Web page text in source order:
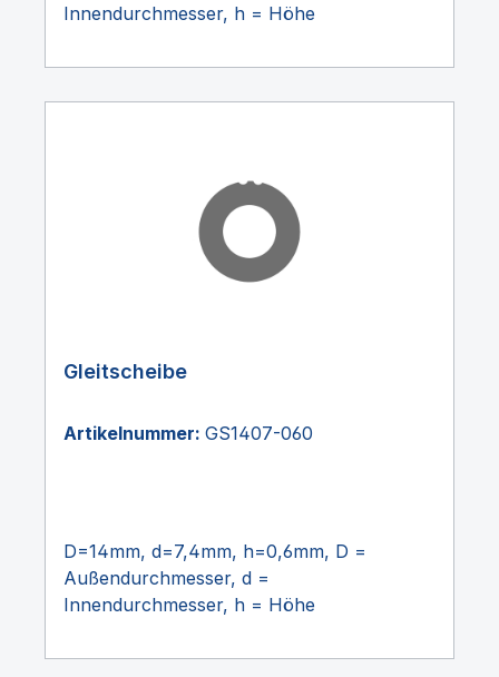
Innendurchmesser, h = Höhe
Gleitscheibe
Artikelnummer: GS1407-060
D=14mm, d=7,4mm, h=0,6mm, D =
Außendurchmesser, d =
Innendurchmesser, h = Höhe